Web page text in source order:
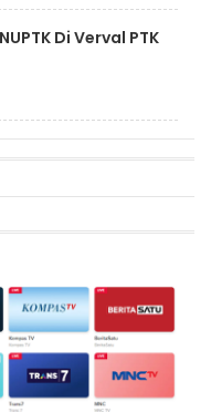
Di Verval PTK